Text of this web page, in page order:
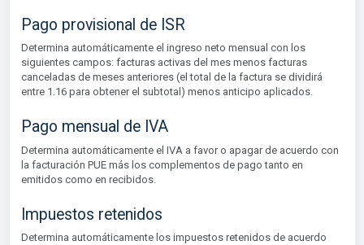
Pago provisional de ISR
Determina automáticamente el ingreso neto mensual con los
siguientes campos: facturas activas del mes menos facturas
canceladas de meses anteriores (el total de la factura se dividirá
entre 1.16 para obtener el subtotal) menos anticipo aplicados.
Pago mensual de IVA
Determina automáticamente el IVA a favor o apagar de acuerdo con
la facturación PUE más los complementos de pago tanto en
emitidos como en recibidos.
Impuestos retenidos
Determina automáticamente los impuestos retenidos de acuerdo